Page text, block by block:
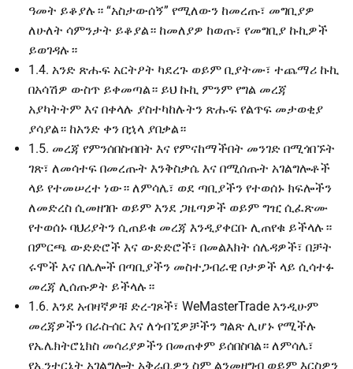
ዓመት ይቆያሉ። “አስታውሰኝ” የሚለውን ከመረጡ፣ መግቢያዎ
ለሁለት ሳምንታት ይቆያል። ከመለያዎ ከወጡ፣ የመግቢያ ኩኪዎች
ይወገዳሉ።
1.4. አንድ ጽሑፍ አርትዖት ካደረጉ ወይም ቢያትሙ፣ ተጨማሪ ኩኪ
በአሳሽዎ ውስጥ ይቀመጣል። ይህ ኩኪ ምንም የግል መረጃ
አያካትትም እና በቀላሉ ያስተካከሉትን ጽሑፍ የልጥፍ መታወቂያ
ያሳያል። ከአንድ ቀን በኋላ ያበቃል።
1.5. መረጃ የምንሰበስብበት እና የምናከማችበት መንገድ በሚጎበኙት
ገጽ፣ ለመሳተፍ በመረጡት እንቅስቃሴ እና በሚሰጡት አገልግሎቶች
ላይ የተመሠረተ ነው። ለምሳሌ፣ ወደ ጣቢያችን የተወሰኑ ክፍሎችን
ለመድረስ ሲመዘገቡ ወይም እንደ ጋዜጣዎች ወይም ግዢ ሲፈጽሙ
የተወሰኑ ባህሪያትን ሲጠይቁ መረጃ እንዲያቀርቡ ሊጠየቁ ይችላሉ።
በምርጫ ውድድሮች እና ውድድሮች፣ በመልእክት ሰሌዳዎች፣ በቻት
ሩሞች እና በሌሎች በጣቢያችን መስተጋብራዊ ቦታዎች ላይ ሲሳተፉ
መረጃ ሊሰጡዎት ይችላሉ።
1.6. እንደ አብዛኛዎቹ ድረ-ገጾች፣ WeMasterTrade እንዲሁም
መረጃዎችን በራስ-ሰር እና ለጎብኚዎቻችን ግልጽ ሊሆኑ የሚችሉ
የኤሌክትሮኒክስ መሳሪያዎችን በመጠቀም ይሰበስባል። ለምሳሌ፣
የኢንተርኔት አገልግሎት አቅራቢዎን ስም ልንመዘግብ ወይም እርስዎን